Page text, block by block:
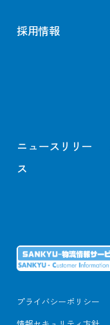
採用情報
ニュースリリー
ス
プライバシーポリシー